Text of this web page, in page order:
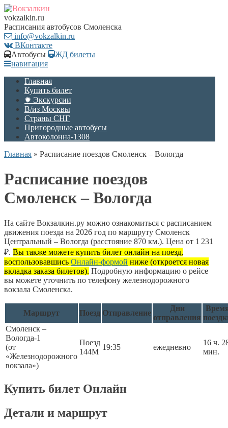
vokzalkin.ru
Расписания автобусов Смоленска
info@vokzalkin.ru
ВКонтакте
Автобусы
ЖД билеты
навигация
Главная
Купить билет
✹ Экскурсии
В/из Москвы
Страны СНГ
Пригородные автобусы
Автоколонна-1308
Главная » Расписание поездов Смоленск – Вологда
Расписание поездов
Смоленск – Вологда
На сайте Вокзалкин.ру можно ознакомиться с расписанием
движения поезда на 2026 год по маршруту Смоленск
Центральный – Вологда (расстояние 870 км.). Цена от 1 231
₽. Вы также можете купить билет онлайн на поезд,
воспользовавшись Онлайн-формой ниже (откроется новая
вкладка заказа билетов). Подробную информацию о рейсе
вы можете уточнить по телефону железнодорожного
вокзала Смоленска.
Маршрут Поезд Отправление
Дни
отправления
Смоленск –
Вологда-1
(от
«Железнодорожного
вокзала»)
Поезд
144М
19:35 ежедневно
16 ч.
мин.
Купить билет Онлайн
Детали и маршрут